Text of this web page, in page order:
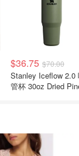
$36.75 $70.00
Stanley Iceflow 2.0 吸
管杯 30oz Dried